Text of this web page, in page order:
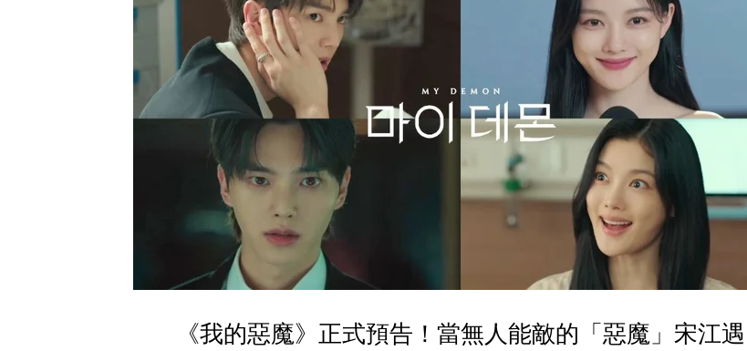
《我的惡魔》正式預告！當無人能敵的「惡魔」宋江遇